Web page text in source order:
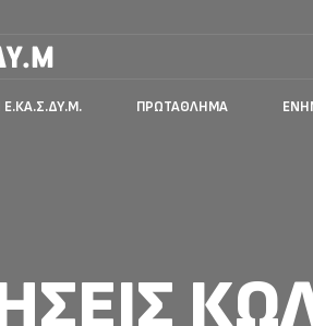
Ε.ΚΑ.Σ.ΔΥ.Μ. ΠΡΩΤΆΘΛΗΜΑ